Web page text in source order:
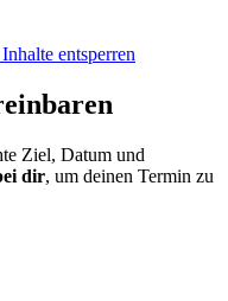
entsperren
Ziel, Datum und
dir, um deinen Termin zu